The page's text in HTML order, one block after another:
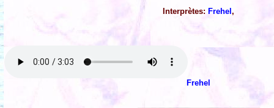
Interprètes: Frehel,
Frehel